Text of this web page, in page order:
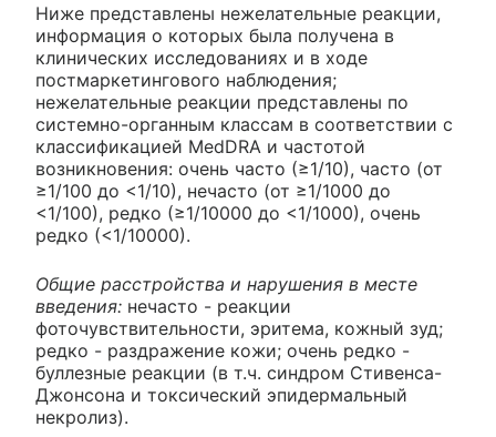
Ниже представлены нежелательные реакции,
информация о которых была получена в
клинических исследованиях и в ходе
постмаркетингового наблюдения;
нежелательные реакции представлены по
системно-органным классам в соответствии с
классификацией MedDRA и частотой
возникновения: очень часто (≥1/10), часто (от
≥1/100 до <1/10), нечасто (от ≥1/1000 до
<1/100), редко (≥1/10000 до <1/1000), очень
редко (<1/10000).
Общие расстройства и нарушения в месте
введения: нечасто - реакции
фоточувствительности, эритема, кожный зуд;
редко - раздражение кожи; очень редко -
буллезные реакции (в т.ч. синдром Стивенса-
Джонсона и токсический эпидермальный
некролиз).